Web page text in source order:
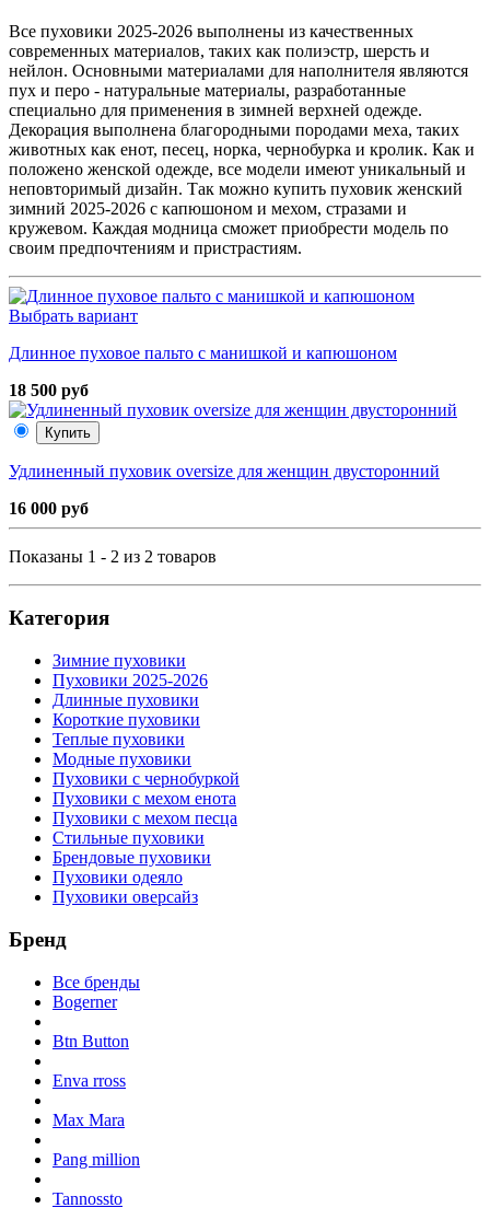
Все пуховики 2025-2026 выполнены из качественных
современных материалов, таких как полиэстр, шерсть и
нейлон. Основными материалами для наполнителя являются
пух и перо - натуральные материалы, разработанные
специально для применения в зимней верхней одежде.
Декорация выполнена благородными породами меха, таких
животных как енот, песец, норка, чернобурка и кролик. Как и
положено женской одежде, все модели имеют уникальный и
неповторимый дизайн. Так можно купить пуховик женский
зимний 2025-2026 с капюшоном и мехом, стразами и
кружевом. Каждая модница сможет приобрести модель по
своим предпочтениям и пристрастиям.
Выбрать вариант
Длинное пуховое пальто с манишкой и капюшоном
18 500 руб
Купить
Удлиненный пуховик oversize для женщин двусторонний
16 000 руб
Показаны 1 - 2 из 2 товаров
Категория
Зимние пуховики
Пуховики 2025-2026
Длинные пуховики
Короткие пуховики
Теплые пуховики
Модные пуховики
Пуховики с чернобуркой
Пуховики с мехом енота
Пуховики с мехом песца
Стильные пуховики
Брендовые пуховики
Пуховики одеяло
Пуховики оверсайз
Бренд
Все бренды
Bogerner
Btn Button
Enva rross
Max Mara
Pang million
Tannossto